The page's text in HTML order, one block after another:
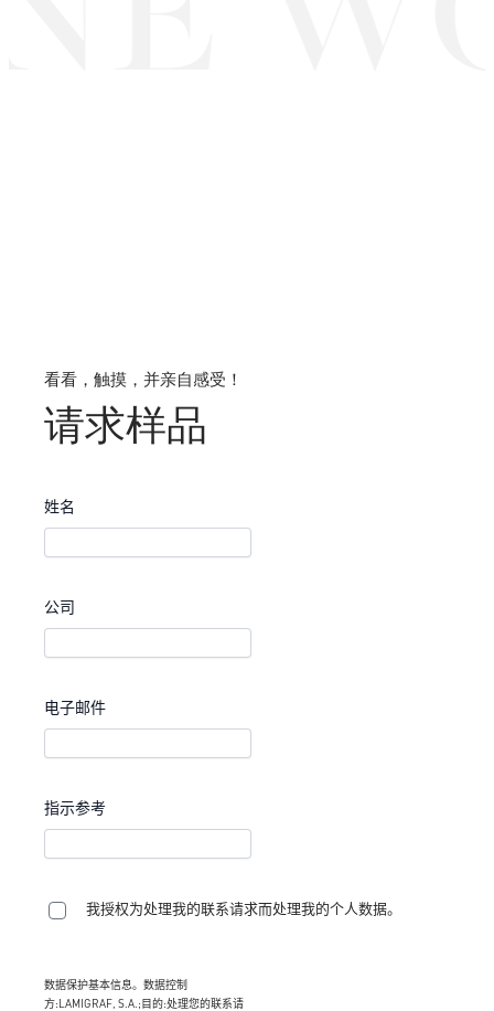
看看，触摸，并亲自感受！
请求样品
姓名
公司
电子邮件
指示参考
我授权为处理我的联系请求而处理我的个人数据。
数据保护基本信息。数据控制
方:LAMIGRAF, S.A.;目的:处理您的联系请